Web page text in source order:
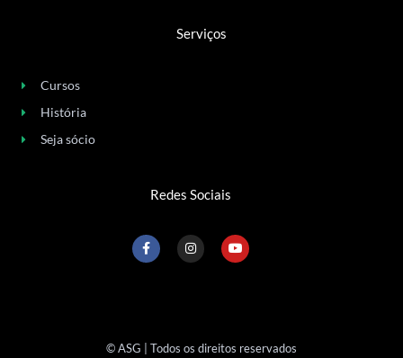
Serviços
Cursos
História
Seja sócio
Redes Sociais
F
a
c
-
f
I
n
s
Y
o
u
© ASG | Todos os direitos reservados